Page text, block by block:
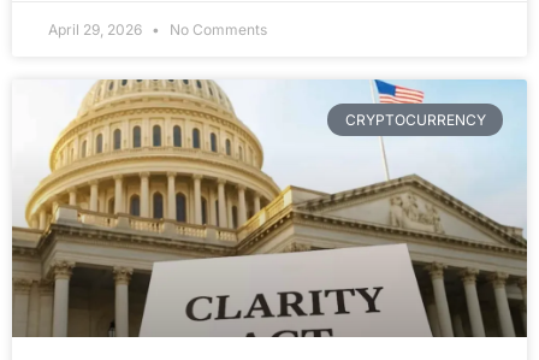
April 29, 2026 No Comments
CRYPTOCURRENCY